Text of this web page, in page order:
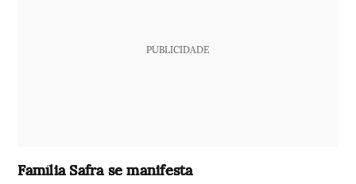
PUBLICIDADE
Família Safra se manifesta